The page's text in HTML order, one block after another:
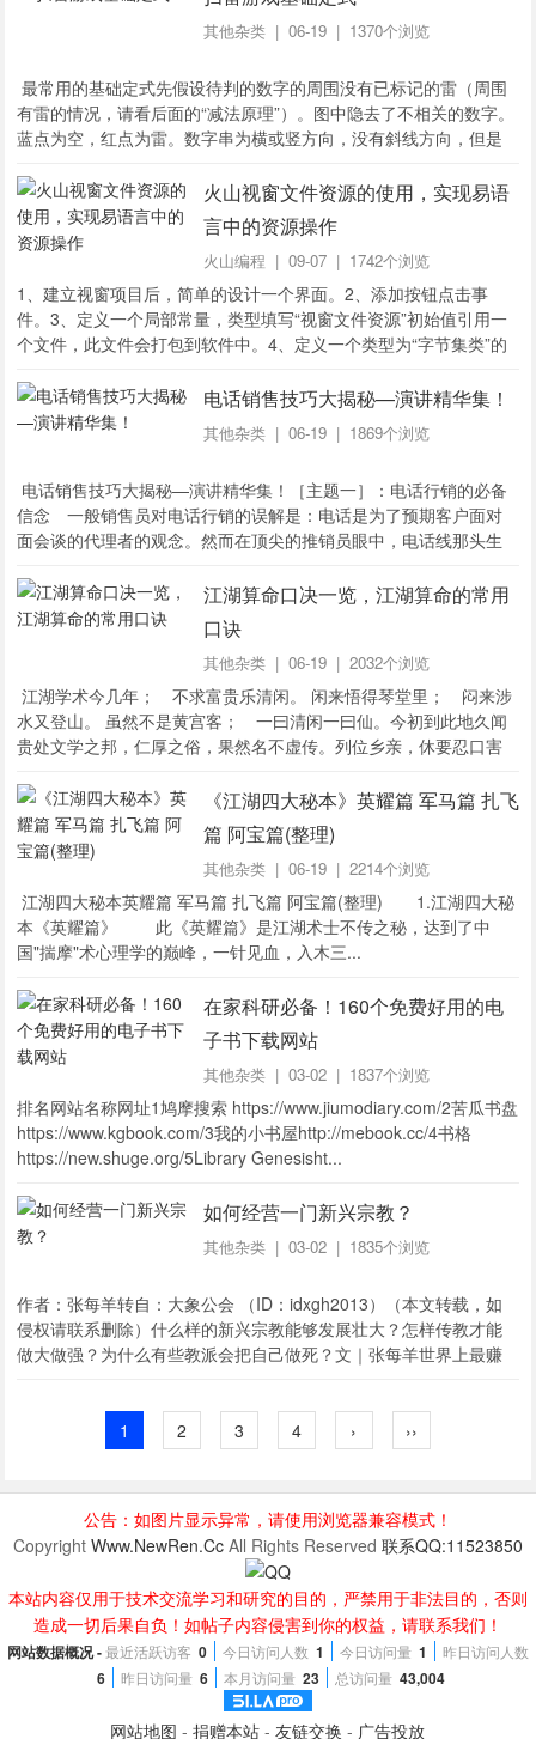
其他杂类| 06-19 | 1370个浏览
最常用的基础定式先假设待判的数字的周围没有已标记的雷（周围
有雷的情况，请看后面的“减法原理”）。图中隐去了不相关的数字。
蓝点为空，红点为雷。数字串为横或竖方向，没有斜线方向，但是
数字共享的未明方块，没有自己...火山视窗文件资源的使用，实现易语
言中的资源操作
火山编程 | 09-07 | 1742个浏览
1、建立视窗项目后，简单的设计一个界面。2、添加按钮点击事
件。3、定义一个局部常量，类型填写“视窗文件资源”初始值引用一
个文件，此文件会打包到软件中。4、定义一个类型为“字节集类”的
换成字节集。6、最后利用“多字节到文本...电话销售技巧大揭秘—演讲精华集！
其他杂类| 06-19 | 1869个浏览
电话销售技巧大揭秘—演讲精华集！［主题一］：电话行销的必备
信念 一般销售员对电话行销的误解是：电话是为了预期客户面对
面会谈的代理者的观念。然而在顶尖的推销员眼中，电话线那头生
常有效的电话行销信念。拥有这些信念，...江湖算命口决一览，江湖算命的常用
口诀
其他杂类| 06-19 | 2032个浏览
江湖学术今几年； 不求富贵乐清闲。 闲来悟得琴堂里； 闷来涉
水又登山。 虽然不是黄宫客； 一曰清闲一曰仙。今初到此地久闻
贵处文学之邦，仁厚之俗，果然名不虚传。列位乡亲，休要忍口害
卖利息，如何列位。 今曰初到贵地...《江湖四大秘本》英耀篇 军马篇 扎飞
篇 阿宝篇(整理)
其他杂类| 06-19 | 2214个浏览
江湖四大秘本英耀篇 军马篇 扎飞篇 阿宝篇(整理) 1.江湖四大秘
本《英耀篇》 此《英耀篇》是江湖术士不传之秘，达到了中
国"揣摩"术心理学的巅峰，一针见血，入木三...
在家科研必备！160个免费好用的电
子书下载网站
其他杂类| 03-02 | 1837个浏览
排名网站名称网址1鸠摩搜索 https://www.jiumodiary.com/2苦瓜书盘
https://www.kgbook.com/3我的小书屋http://mebook.cc/4书格
https://new.shuge.org/5Library Genesisht...
如何经营一门新兴宗教？
其他杂类| 03-02 | 1835个浏览
作者：张每羊转自：大象公会 （ID：idxgh2013）（本文转载，如
侵权请联系删除）什么样的新兴宗教能够发展壮大？怎样传教才能
做大做强？为什么有些教派会把自己做死？文｜张每羊世界上最赚
1
2 3 4 › ››
公告：如图片显示异常，请使用浏览器兼容模式！
Copyright Www.NewRen.CcAll Rights Reserved 联系QQ:11523850
本站内容仅用于技术交流学习和研究的目的，严禁用于非法目的，否则
造成一切后果自负！如帖子内容侵害到你的权益，请联系我们！
网站数据概况 -最近活跃访客 0 今日访问人数 1 今日访问量 1 昨日访问人数
6 昨日访问量 6 本月访问量 23 总访问量 43,004
网站地图 -捐赠本站 -友链交换 - 广告投放